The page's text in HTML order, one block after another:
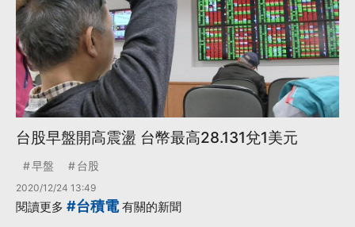
台股早盤開高震盪 台幣最高28.131兌1美元
早盤 台股
2020/12/24 13:49
閱讀更多 #台積電有關的新聞